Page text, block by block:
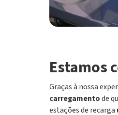
Estamos
Graças à nossa
carregamentode
estações de recarga